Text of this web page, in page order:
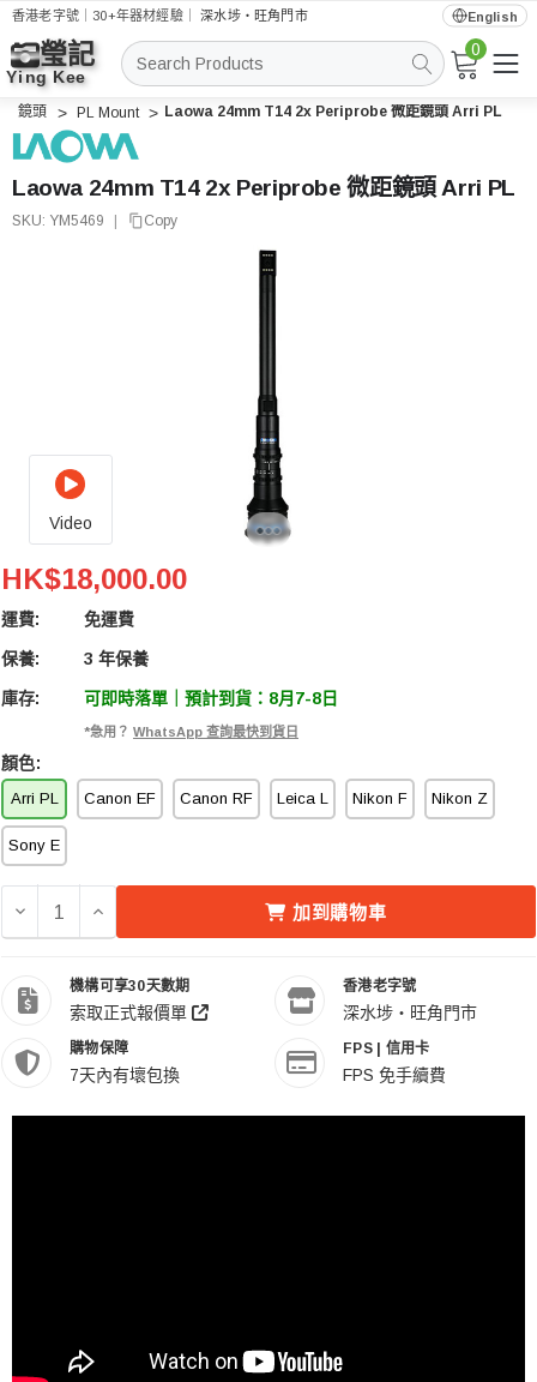
香港老字號｜30+年器材經驗｜深水埗・旺角門市 English
搜
0
鏡頭 PL Mount Laowa 24mm T14 2x Periprobe 微距鏡頭 Arri PL
Laowa 24mm T14 2x Periprobe 微距鏡頭 Arri PL
SKU: YM5469 Copy
Video
Laowa 24mm T14 2x Periprobe 微距鏡頭 Arri PL
HK$18,000.00
運費: 免運費
保養: 3 年保養
庫存: 可即時落單｜預計到貨：8月7-8日
*急用？ WhatsApp 查詢最快到貨日
顏色:
Arri PL Canon EF Canon RF Leica L Nikon F Nikon Z
Sony E
減少 LAOWA 24MM T14 2X PERIPROBE 微距鏡頭 ARRI
增加 LAOWA 24MM T14 2X PERIPROBE 微距鏡
加到購物車
機構可享30天數期
索取正式報價單
香港老字號
深水埗・旺角門市
購物保障
7天內有壞包換
FPS | 信用卡
FPS 免手續費